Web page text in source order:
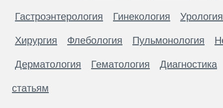
Гастроэнтерология Гинекология Урология
Хирургия Флебология Пульмонология
Дерматология Гематология Диагностика
статьям